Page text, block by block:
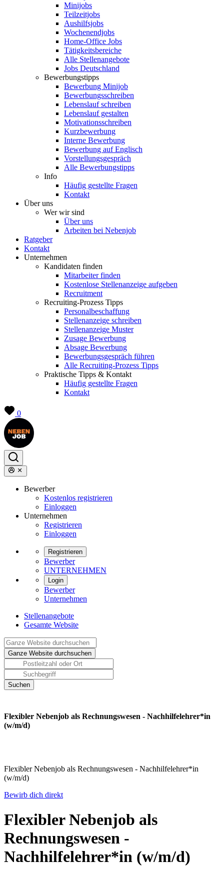
Minijobs
Teilzeitjobs
Aushilfsjobs
Wochenendjobs
Home-Office Jobs
Tätigkeitsbereiche
Alle Stellenangebote
Jobs Deutschland
Bewerbungstipps
Bewerbung Minijob
Bewerbungsschreiben
Lebenslauf schreiben
Lebenslauf gestalten
Motivationsschreiben
Kurzbewerbung
Interne Bewerbung
Bewerbung auf Englisch
Vorstellungsgespräch
Alle Bewerbungstipps
Info
Häufig gestellte Fragen
Kontakt
Über uns
Wer wir sind
Über uns
Arbeiten bei Nebenjob
Ratgeber
Kontakt
Unternehmen
Kandidaten finden
Mitarbeiter finden
Kostenlose Stellenanzeige aufgeben
Recruitment
Recruiting-Prozess Tipps
Personalbeschaffung
Stellenanzeige schreiben
Stellenanzeige Muster
Zusage Bewerbung
Absage Bewerbung
Bewerbungsgespräch führen
Alle Recruiting-Prozess Tipps
Praktische Tipps & Kontakt
Häufig gestellte Fragen
Kontakt
0
Bewerber
Kostenlos registrieren
Einloggen
Unternehmen
Registrieren
Einloggen
Registrieren
Bewerber
UNTERNEHMEN
Login
Bewerber
Unternehmen
Stellenangebote
Gesamte Website
Flexibler Nebenjob als Rechnungswesen - Nachhilfelehrer*in
(w/m/d)
Flexibler Nebenjob als Rechnungswesen - Nachhilfelehrer*in
(w/m/d)
Bewirb dich direkt
Flexibler Nebenjob als
Rechnungswesen -
Nachhilfelehrer*in (w/m/d)